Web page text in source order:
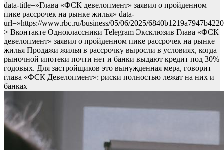
data-title=»Глава «ФСК девелопмент» заявил о пройденном
пике рассрочек на рынке жилья» data-
url=»https://www.rbc.ru/business/05/06/2025/
> Вконтакте Одноклассники Telegram Эксклюзив Глава «ФСК
девелопмент» заявил о пройденном пике рассрочек на рынке
жилья Продажи жилья в рассрочку выросли в условиях, когда
рыночной ипотеки почти нет и банки выдают кредит под 30%
годовых. Для застройщиков это вынужденная мера, говорит
глава «ФСК Девелопмент»: риски полностью лежат на них и
банках